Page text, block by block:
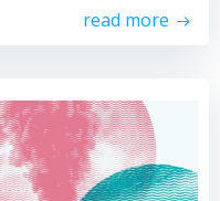
read more